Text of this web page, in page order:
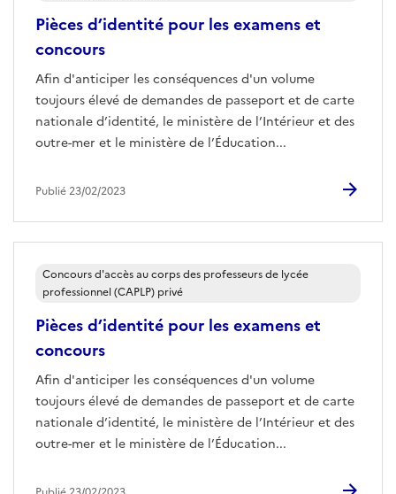
Pièces d’identité pour les examens et
concours
Afin d'anticiper les conséquences d'un volume
toujours élevé de demandes de passeport et de carte
nationale d’identité, le ministère de l’Intérieur et des
outre-mer et le ministère de l’Éducation...
Publié 23/02/2023
Pièces d’identité pour les examens et
concours
Afin d'anticiper les conséquences d'un volume
toujours élevé de demandes de passeport et de carte
nationale d’identité, le ministère de l’Intérieur et des
outre-mer et le ministère de l’Éducation...
Concours d'accès au corps des professeurs de lycée
professionnel (CAPLP) privé